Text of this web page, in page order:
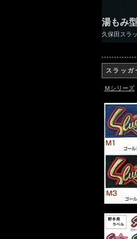
湯もみ
久保田ス
スラッガ
Ｍシリーズ